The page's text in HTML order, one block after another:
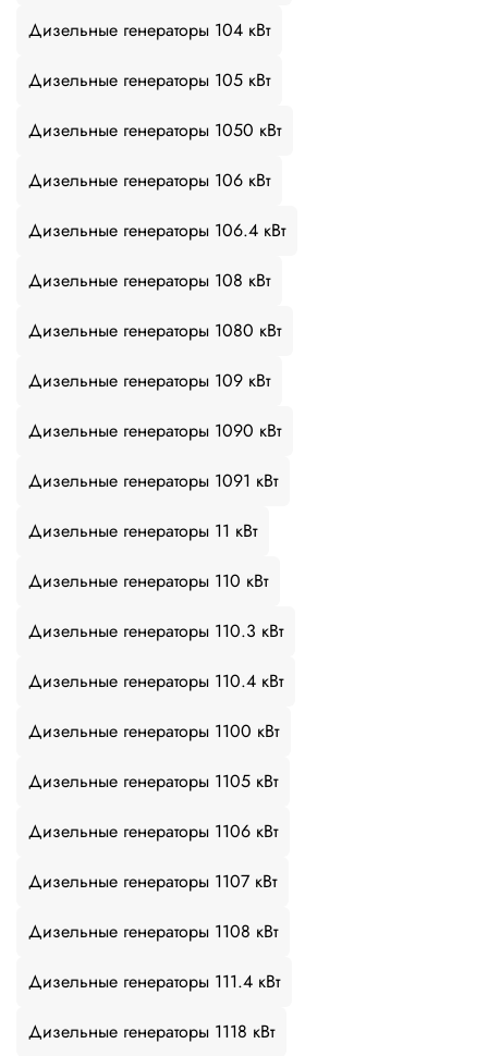
Дизельные генераторы 104 кВт
Дизельные генераторы 105 кВт
Дизельные генераторы 1050 кВт
Дизельные генераторы 106 кВт
Дизельные генераторы 106.4 кВт
Дизельные генераторы 108 кВт
Дизельные генераторы 1080 кВт
Дизельные генераторы 109 кВт
Дизельные генераторы 1090 кВт
Дизельные генераторы 1091 кВт
Дизельные генераторы 11 кВт
Дизельные генераторы 110 кВт
Дизельные генераторы 110.3 кВт
Дизельные генераторы 110.4 кВт
Дизельные генераторы 1100 кВт
Дизельные генераторы 1105 кВт
Дизельные генераторы 1106 кВт
Дизельные генераторы 1107 кВт
Дизельные генераторы 1108 кВт
Дизельные генераторы 111.4 кВт
Дизельные генераторы 1118 кВт